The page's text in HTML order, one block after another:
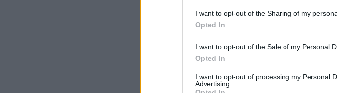
I want to opt-out of the Sharing of my
Opted In
I want to opt-out of the Sale of my Personal
Opted In
I want to opt-out of processing my Personal
Advertising.
eladni, vagy